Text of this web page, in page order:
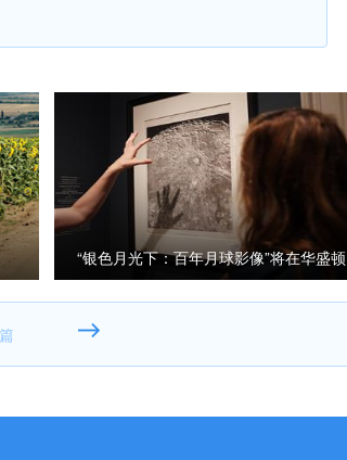
“银色月光下：百年月球影像”将在华盛顿